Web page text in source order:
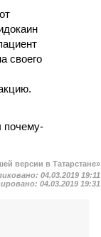
своего
почему-
версии в Татарстане»
04.03.2019 19:11
04.03.2019 19:31